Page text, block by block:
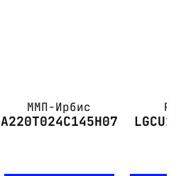
ММП-Ирбис
А220Т024С145Н07